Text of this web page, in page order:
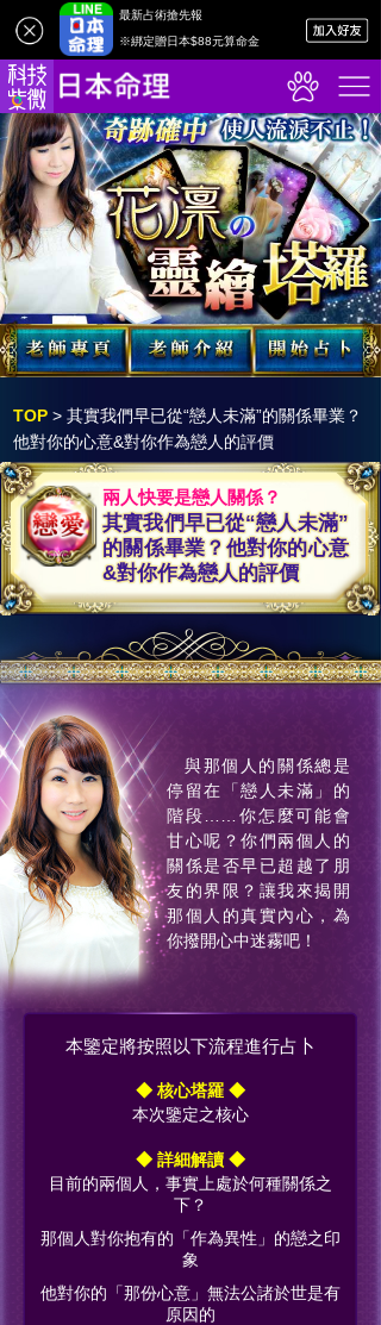
最新占術搶先報
※綁定贈日本$88元算命金
TOP >其實我們早已從“戀人未滿”的關係畢業？
他對你的心意&對你作為戀人的評價
兩人快要是戀人關係？
其實我們早已從“戀人未滿”
的關係畢業？他對你的心意
&對你作為戀人的評價
與那個人的關係總是
停留在「戀人未滿」的
階段……你怎麼可能會
甘心呢？你們兩個人的
關係是否早已超越了朋
友的界限？讓我來揭開
那個人的真實內心，為
你撥開心中迷霧吧！
本鑒定將按照以下流程進行占卜
◆ 核心塔羅 ◆
本次鑒定之核心
◆ 詳細解讀 ◆
目前的兩個人，事實上處於何種關係之
下？
那個人對你抱有的「作為異性」的戀之印
象
他對你的「那份心意」無法公諸於世是有
原因的